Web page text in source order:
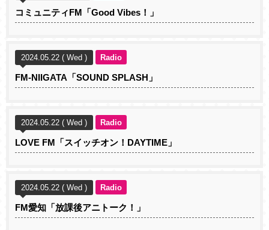
コミュニティFM「Good Vibes！」
2024.05.22 ( Wed ) Radio
FM-NIIGATA「SOUND SPLASH」
2024.05.22 ( Wed ) Radio
LOVE FM「スイッチオン！DAYTIME」
2024.05.22 ( Wed ) Radio
FM愛知「放課後アニトーク！」